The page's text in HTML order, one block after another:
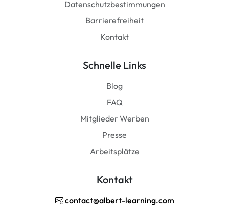
Datenschutzbestimmungen
Barrierefreiheit
Kontakt
Schnelle Links
Blog
FAQ
Mitglieder Werben
Presse
Arbeitsplätze
Kontakt
contact@albert-learning.com